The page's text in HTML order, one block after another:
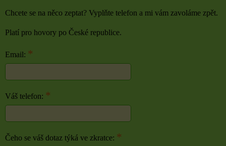
Chcete se na něco zeptat? Vyplňte telefon a mi vám zavoláme zpět.
Platí pro hovory po České republice.
Email: *
Váš telefon: *
Čeho se váš dotaz týká ve zkratce: *